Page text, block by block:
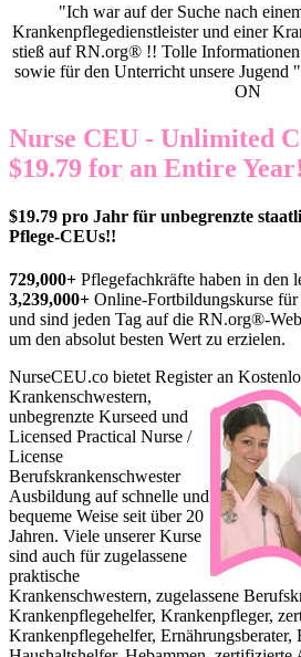
"Ich war auf der Suche nach
Krankenpflegedienstleister und einer
stieß auf RN.org® !! Tolle
sowie für den Unterricht unsere Jugend
ON
Nurse CEU - Unlimited
$19.79 for an Entire Year!
$19.79 pro Jahr für unbegrenzte
Pflege-CEUs!!
729,000+ Pflegefachkräfte haben in den
3,239,000+ Online-Fortbildungskurse
und sind jeden Tag auf die RN.org®-
um den absolut besten Wert zu erzielen.
NurseCEU.co bietet Registeran
Krankenschwestern,
unbegrenzte Kurseed und
Licensed Practical Nurse /
License
Berufskrankenschwester
Ausbildung auf schnelle und
bequeme Weise seit über 20
Jahren. Viele unserer Kurse
sind auch für zugelassene
praktische
Krankenschwestern, zugelassene
Krankenpflegehelfer, Krankenpfleger,
Krankenpflegehelfer, Ernährungsberater,